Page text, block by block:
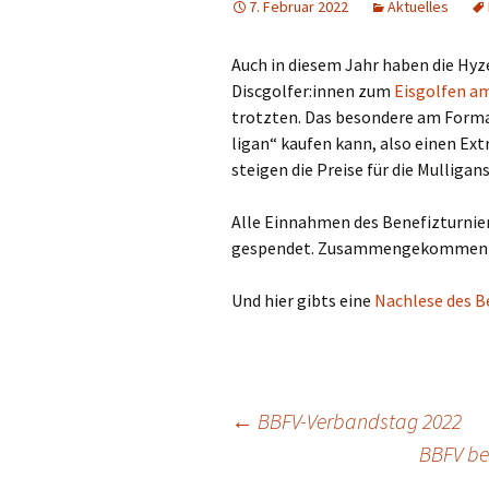
Satzung und Ordnungen
Sitzungsprotokolle
7. Februar 2022 Aktuelles
Auch in die­sem Jahr haben die
Discgolfer:innen zum Eis­gol­fen
trotz­ten. Das beson­de­re am
ligan“ kau­fen kann, also einen
stei­gen die Prei­se für die
Alle Ein­nah­men des
gespen­det.
Und hier gibts eine Nach­le­se des
Beitragsnavigation
← BBFV-Verbandstag 2022
BBFV